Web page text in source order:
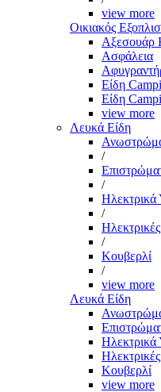
view more
Οικιακός
Αξεσουάρ
Ασφάλεια
Είδη
Είδη
view more
Λευκά Είδη
/
/
/
/
Κουβερλί
/
view more
Λευκά Είδη
Κουβερλί
view more